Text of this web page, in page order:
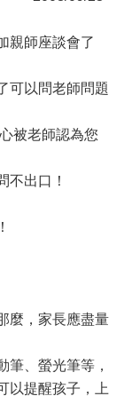
親師座談會了
可以問老師問題
被老師認為您
不出口！
麼，家長應盡量
筆、螢光筆等，
以提醒孩子，上